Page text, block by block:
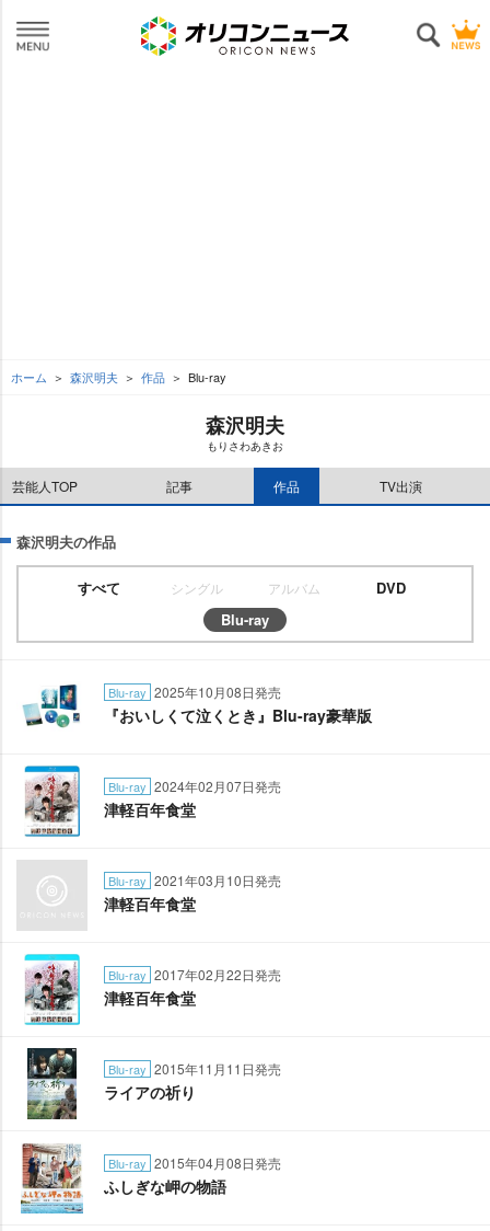
ホーム 森沢明夫 作品 Blu-ray
森沢明夫
もりさわあきお
芸能人TOP 記事 作品 TV出演
森沢明夫の作品
すべて シングル アルバム
DVD
Blu-ray
Blu-ray 2025年10月08日発売
『おいしくて泣くとき』Blu-ray豪華版
Blu-ray 2024年02月07日発売
津軽百年食堂
Blu-ray 2021年03月10日発売
津軽百年食堂
Blu-ray 2017年02月22日発売
津軽百年食堂
Blu-ray 2015年11月11日発売
ライアの祈り
Blu-ray 2015年04月08日発売
ふしぎな岬の物語